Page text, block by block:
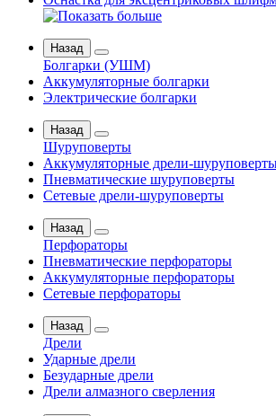
Назад
Болгарки (УШМ)
Аккумуляторные болгарки
Электрические болгарки
Назад
Шуруповерты
Аккумуляторные дрели-
Пневматические шуруповерты
Сетевые дрели-шуруповерты
Назад
Перфораторы
Пневматические перфораторы
Аккумуляторные перфораторы
Сетевые перфораторы
Назад
Дрели
Ударные дрели
Безударные дрели
Дрели алмазного сверления